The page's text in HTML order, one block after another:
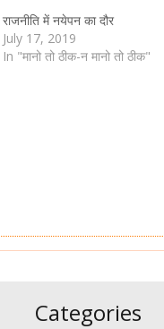
राजनीति में नयेपन का दौर
July 17, 2019
In "मानो तो ठीक-न मानो तो ठीक"
Categories